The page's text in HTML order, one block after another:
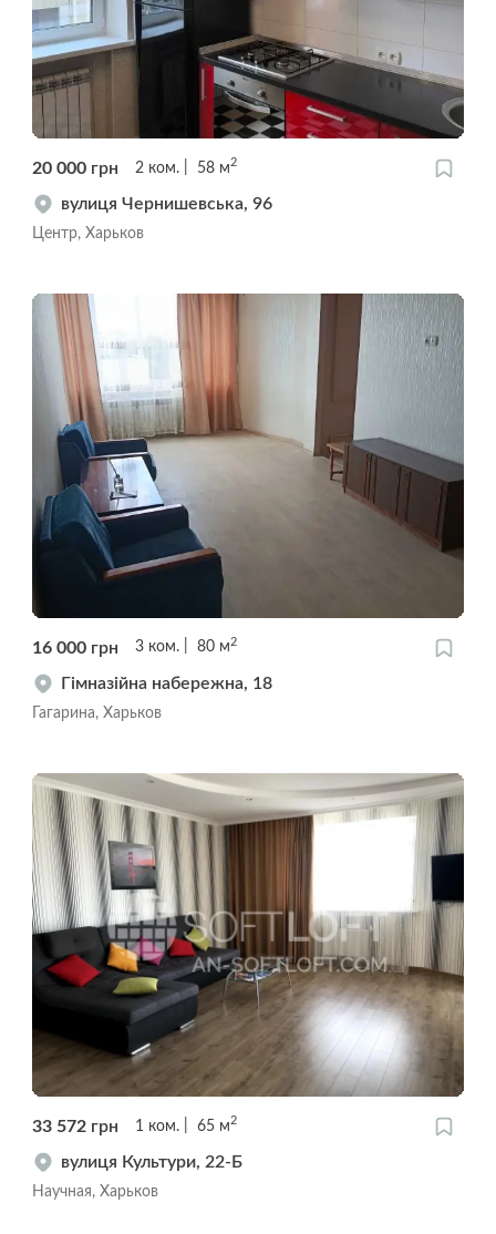
20 000 грн 2 ком. 58 м2
вулиця Чернишевська, 96
Центр, Харьков
16 000 грн 3 ком. 80 м 2
Гімназійна набережна, 18
Гагарина, Харьков
33 572 грн 1 ком. 65 м2
вулиця Культури, 22-Б
Научная, Харьков